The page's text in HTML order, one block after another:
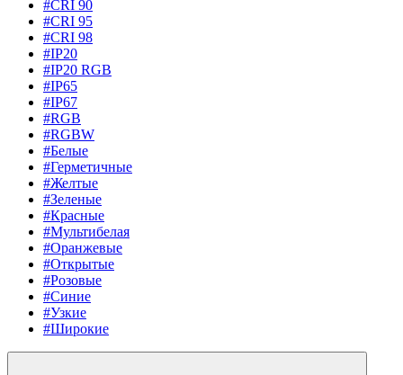
#CRI 90
#CRI 95
#CRI 98
#IP20
#IP20 RGB
#IP65
#IP67
#RGB
#RGBW
#Белые
#Герметичные
#Желтые
#Зеленые
#Красные
#Мультибелая
#Оранжевые
#Открытые
#Розовые
#Синие
#Узкие
#Широкие